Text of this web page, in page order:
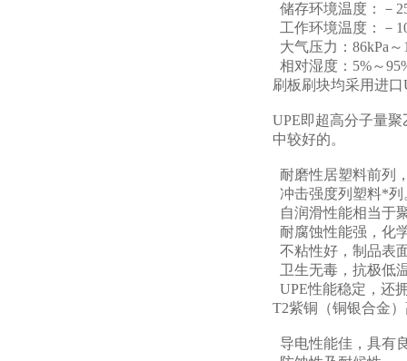
储存环境温度：－
工作环境温度：
大气压力：86kPa～
相对湿度：5%～
刷板刷块均采用进
UPE即超高分子量
中较好的。
耐磨性居塑料前列
冲击强度列塑料*列
自润滑性能相当于
耐腐蚀性能强，化
不粘性好，制品表
卫生无毒，抗极低
UPE性能稳定，还
T2紫铜（铜银合金
导电性能佳，具有